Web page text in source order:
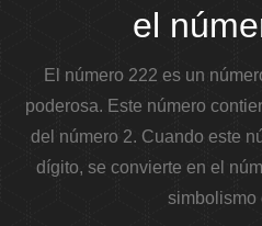
el
El número 222 es un
poderosa. Este número
del número 2. Cuando este
dígito, se convierte en el
simbolismo